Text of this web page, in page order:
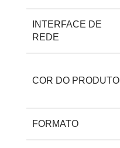
INTERFACE DE
REDE
COR DO PRODUTO
FORMATO